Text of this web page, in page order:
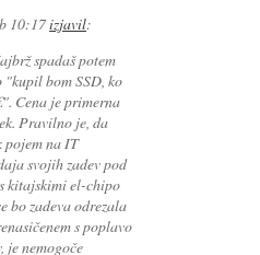
10:17izjavil:
spadaš potem
bom SSD, ko
Cena je primerna
Pravilno je, da
pojem na IT
svojih zadev pod
kitajskimi el-chipo
bo zadeva odrezala
s poplavo
nemogoče